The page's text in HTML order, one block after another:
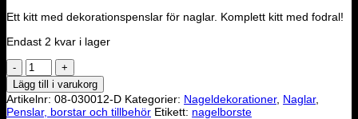
Ett kitt med dekorationspenslar för naglar. Komplett kitt med fodral!
Endast 2 kvar i lager
Dekorationspenslar
Naglar
mängd
Lägg till i varukorg
Artikelnr: 08-030012-D Kategorier: Nageldekorationer, Naglar,
Penslar, borstar och tillbehör Etikett: nagelborste